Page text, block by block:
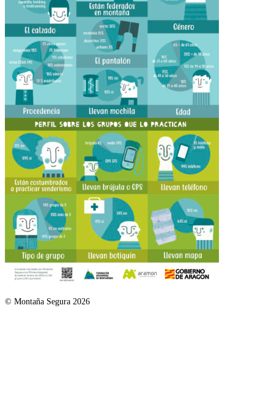
© Montaña Segura 2026